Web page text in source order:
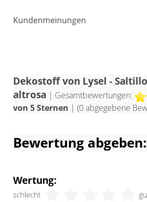
oder dunkle Holzmöbel
Kundenmeinungen
Dekostoff von Lysel -
altrosa | Gesamtbewertungen:
von 5 Sternen | (0abgegebene
Bewertung abgeben:
Wertung:
schlecht